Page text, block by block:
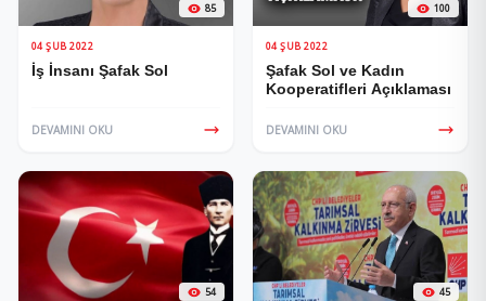
85
04 ŞUB 2022
İş İnsanı Şafak Sol
DEVAMINI OKU
100
04 ŞUB 2022
Şafak Sol ve Kadın
Kooperatifleri Açıklaması
DEVAMINI OKU
54 45